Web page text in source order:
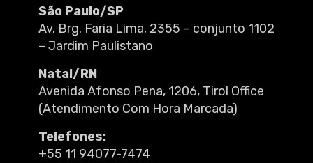
São Paulo/SP
Av. Brg. Faria Lima, 2355 – conjunto 1102
– Jardim Paulistano
Natal/RN
Avenida Afonso Pena, 1206, Tirol Office
(Atendimento Com Hora Marcada)
Telefones:
+55 11 94077-7474